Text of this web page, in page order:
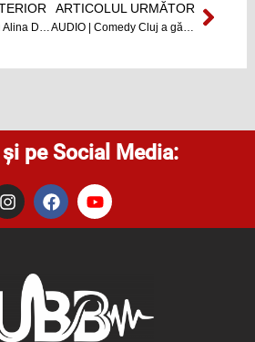
AUDIO | Interviu cu Alina Dinuța, psiholog: Dizabilitatea nu mă definește
ARTICOLUL URMĂTOR
AUDIO | Comedy Cluj a găzduit anul acesta numeroase spectacole, între care proiecții de filme, spectacole de teatru sau stand-up comedyNext
pe Social Media:
I
n
s
m
F
a
c
o
k
Y
o
u
e